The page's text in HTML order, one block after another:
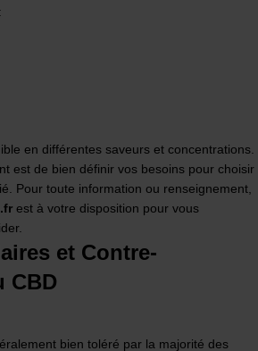
en différentes saveurs et concentrations.
est de bien définir vos besoins pour choisir
Pour toute information ou renseignement,
est à votre disposition pour vous
et Contre-
CBD
bien toléré par la majorité des